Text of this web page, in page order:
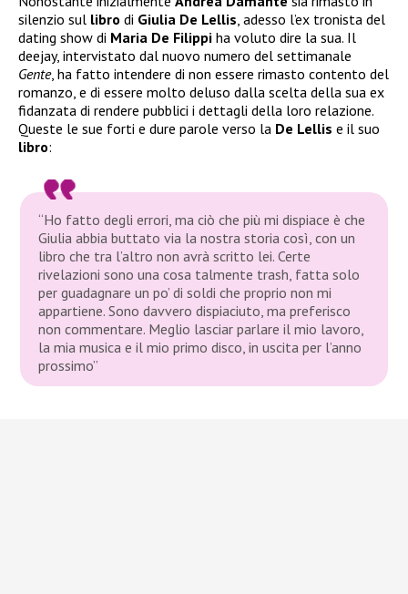
silenzio sul libro di Giulia De Lellis, adesso l’ex tronista del
dating show di Maria De Filippi ha voluto dire la sua. Il
deejay, intervistato dal nuovo numero del settimanale
Gente, ha fatto intendere di non essere rimasto contento del
romanzo, e di essere molto deluso dalla scelta della sua ex
fidanzata di rendere pubblici i dettagli della loro relazione.
Queste le sue forti e dure parole verso la De Lellis e il suo
libro:
“Ho fatto degli errori, ma ciò che più mi dispiace è che
Giulia abbia buttato via la nostra storia così, con un
libro che tra l’altro non avrà scritto lei. Certe
rivelazioni sono una cosa talmente trash, fatta solo
per guadagnare un po’ di soldi che proprio non mi
appartiene. Sono davvero dispiaciuto, ma preferisco
non commentare. Meglio lasciar parlare il mio lavoro,
la mia musica e il mio primo disco, in uscita per l’anno
prossimo”